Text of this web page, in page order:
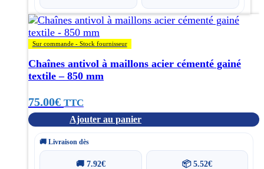
Sur commande - Stock fournisseur
Chaînes antivol à maillons acier cémenté gainé
textile – 850 mm
75.00€ TTC
Ajouter au panier
🚚 Livraison dès
🚚 7.92€ 📦 5.52€